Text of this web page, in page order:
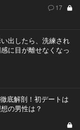
17
出したら、洗練され
に目が離せなくなっ
底解剖！初デートは
の男性は？